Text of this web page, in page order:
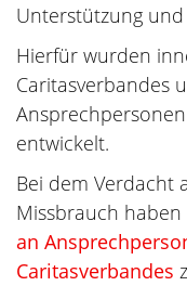
Unterstützung und
Hierfür wurden
Caritasverbandes
entwickelt.
Bei dem Verdacht
Missbrauch haben
an
Caritasverbandes